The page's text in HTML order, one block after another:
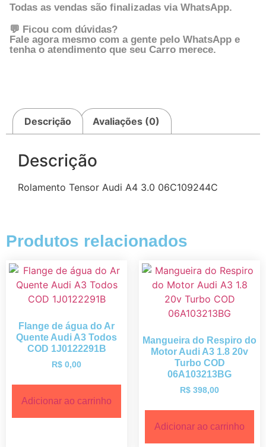
Todas as vendas são finalizadas via WhatsApp.
💬 Ficou com dúvidas?
Fale agora mesmo com a gente pelo WhatsApp e
tenha o atendimento que seu Carro merece.
Descrição Avaliações (0)
Descrição
Rolamento Tensor Audi A4 3.0 06C109244C
Produtos relacionados
Flange de água do Ar
Quente Audi A3 Todos
COD 1J0122291B
R$ 0,00
Adicionar ao carrinho
Mangueira do Respiro do
Motor Audi A3 1.8 20v
Turbo COD
06A103213BG
R$ 398,00
Adicionar ao carrinho